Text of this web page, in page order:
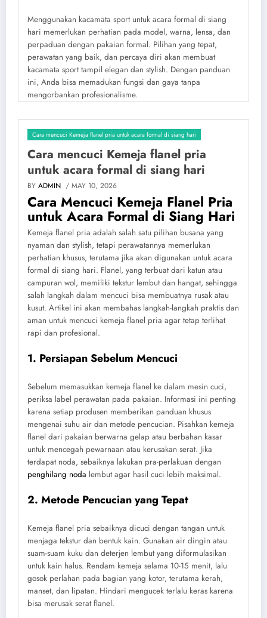
Menggunakan kacamata sport untuk acara formal di siang
hari memerlukan perhatian pada model, warna, lensa, dan
perpaduan dengan pakaian formal. Pilihan yang tepat,
perawatan yang baik, dan percaya diri akan membuat
kacamata sport tampil elegan dan stylish. Dengan panduan
ini, Anda bisa memadukan fungsi dan gaya tanpa
mengorbankan profesionalisme.
Cara mencuci Kemeja flanel pria untuk acara formal di siang hari
Cara mencuci Kemeja flanel pria
untuk acara formal di siang hari
BY ADMIN / MAY 10, 2026
Cara Mencuci Kemeja Flanel Pria
untuk Acara Formal di Siang Hari
Kemeja flanel pria adalah salah satu pilihan busana yang
nyaman dan stylish, tetapi perawatannya memerlukan
perhatian khusus, terutama jika akan digunakan untuk acara
formal di siang hari. Flanel, yang terbuat dari katun atau
campuran wol, memiliki tekstur lembut dan hangat, sehingga
salah langkah dalam mencuci bisa membuatnya rusak atau
kusut. Artikel ini akan membahas langkah-langkah praktis dan
aman untuk mencuci kemeja flanel pria agar tetap terlihat
rapi dan profesional.
1. Persiapan Sebelum Mencuci
Sebelum memasukkan kemeja flanel ke dalam mesin cuci,
periksa label perawatan pada pakaian. Informasi ini penting
karena setiap produsen memberikan panduan khusus
mengenai suhu air dan metode pencucian. Pisahkan kemeja
flanel dari pakaian berwarna gelap atau berbahan kasar
untuk mencegah pewarnaan atau kerusakan serat. Jika
terdapat noda, sebaiknya lakukan pra-perlakuan dengan
penghilang noda lembut agar hasil cuci lebih maksimal.
2. Metode Pencucian yang Tepat
Kemeja flanel pria sebaiknya dicuci dengan tangan untuk
menjaga tekstur dan bentuk kain. Gunakan air dingin atau
suam-suam kuku dan deterjen lembut yang diformulasikan
untuk kain halus. Rendam kemeja selama 10-15 menit, lalu
gosok perlahan pada bagian yang kotor, terutama kerah,
manset, dan lipatan. Hindari mengucek terlalu keras karena
bisa merusak serat flanel.